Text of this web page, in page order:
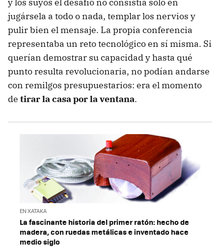
jugársela a todo o nada, templar los nervios y
pulir bien el mensaje. La propia conferencia
representaba un reto tecnológico en sí misma. Si
querían demostrar su capacidad y hasta qué
punto resulta revolucionaria, no podían andarse
con remilgos presupuestarios: era el momento
de tirar la casa por la ventana.
EN XATAKA
La fascinante historia del primer ratón: hecho de
madera, con ruedas metálicas e inventado hace
medio siglo